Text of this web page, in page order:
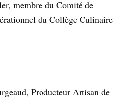
membre du Comité de
du Collège Culinaire
Producteur Artisan de